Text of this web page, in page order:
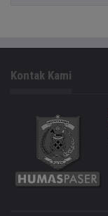
Kontak Kami